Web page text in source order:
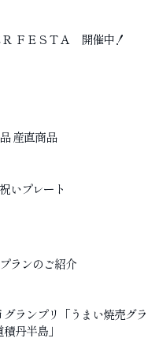
ＦＥＳＴＡ 開催中！
産直商品
いプレート
ランのご紹介
ランプリ「うまい焼売グラ
丹半島」